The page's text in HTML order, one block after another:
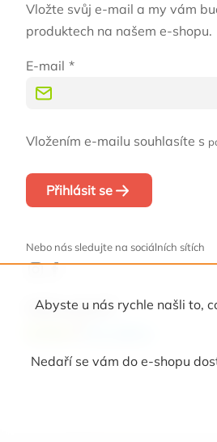
Abyste u nás rychle našli to,
Nedaří se vám do e-shopu
Vložte svůj e-mail a my vám
produktech na našem e-shopu.
E-mail
Vložením e-mailu souhlasíte s
Přihlásit se
Nebo nás sledujte na sociálních sítích
Naši partneři